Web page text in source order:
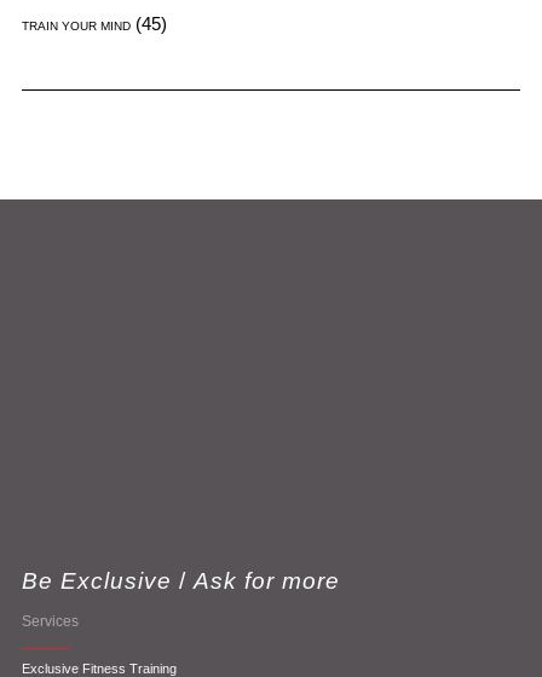
TRAIN YOUR MIND(45)
Be Exclusive / Ask for more
Services
Exclusive Fitness Training